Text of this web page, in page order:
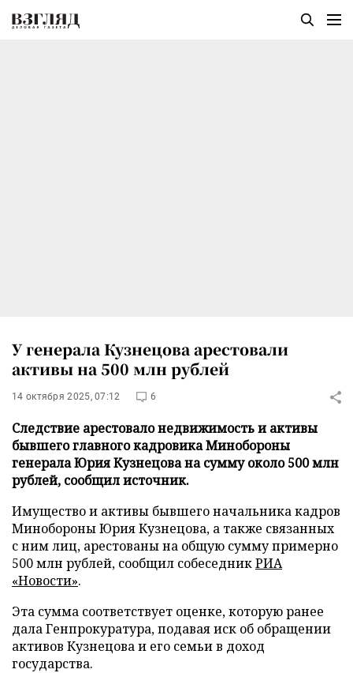
У генерала Кузнецова арестовали
активы на 500 млн рублей
14 октября 2025, 07:12 6
Следствие арестовало недвижимость и активы
бывшего главного кадровика Минобороны
генерала Юрия Кузнецова на сумму около 500 млн
рублей, сообщил источник.
Имущество и активы бывшего начальника кадров
Минобороны Юрия Кузнецова, а также связанных
с ним лиц, арестованы на общую сумму примерно
500 млн рублей, сообщил собеседникРИА
«Новости».
Эта сумма соответствует оценке, которую ранее
дала Генпрокуратура, подавая иск об обращении
активов Кузнецова и его семьи в доход
государства.